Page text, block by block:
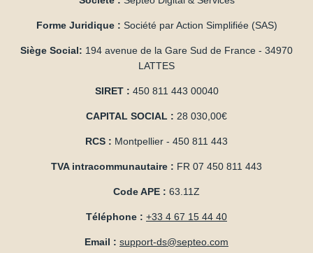
Forme Juridique : Société par Action Simplifiée (SAS)
Siège Social: 194 avenue de la Gare Sud de France - 34970
LATTES
SIRET : 450 811 443 00040
CAPITAL SOCIAL : 28 030,00€
RCS : Montpellier - 450 811 443
TVA intracommunautaire : FR 07 450 811 443
Code APE : 63.11Z
Téléphone : +33 4 67 15 44 40
Email : support-ds@septeo.com
ACCUEIL
CHAMBRES & SUITES
SERVICES
OFFRES
QUARTIER
LOCALISATION
ENGAGEMENTS